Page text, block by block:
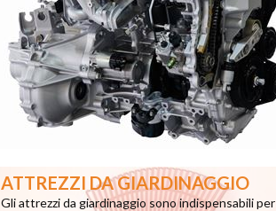
ATTREZZI DA GIARDINAGGIO
Gli attrezzi da giardinaggio sono indispensabili per